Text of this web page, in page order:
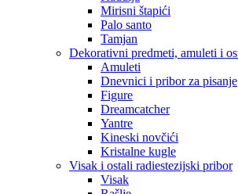
Mirisni štapići
Palo santo
Tamjan
Dekorativni predmeti, amuleti i
Amuleti
Dnevnici i pribor za pisanje
Figure
Dreamcatcher
Yantre
Kineski novčići
Kristalne kugle
Visak i ostali radiestezijski pribor
Visak